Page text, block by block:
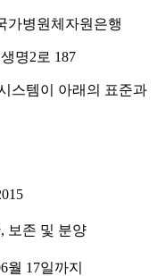
가병원체자원은행
명2로 187
스템이 아래의 표준과
보존 및 분양
월 17일까지